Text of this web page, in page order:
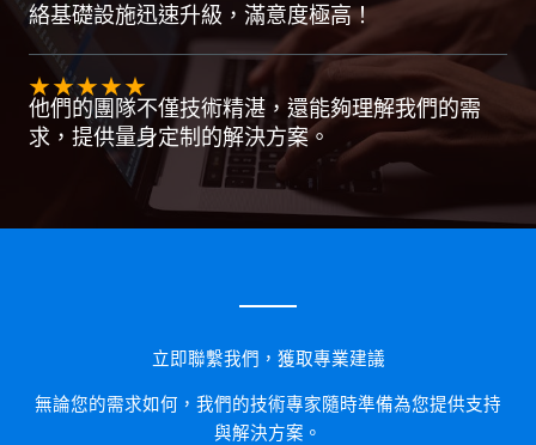
絡基礎設施迅速升級，滿意度極高！
★★★★★
他們的團隊不僅技術精湛，還能夠理解我們的需
求，提供量身定制的解決方案。
立即聯繫我們，獲取專業建議
無論您的需求如何，我們的技術專家隨時準備為您提供支持
與解決方案。